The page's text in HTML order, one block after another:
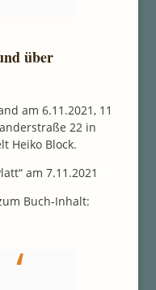
über
am 6.11.2021, 11
22 in
Heiko Block.
am 7.11.2021
Buch-Inhalt: